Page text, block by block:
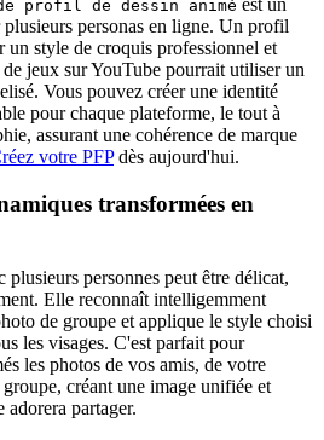
profil de dessin animé est un
personas en ligne. Un profil
style de croquis professionnel et
jeux sur YouTube pourrait utiliser un
Vous pouvez créer une identité
pour chaque plateforme, le tout à
assurant une cohérence de marque
votre PFPdès aujourd'hui.
transformées en
personnes peut être délicat,
Elle reconnaît intelligemment
de groupe et applique le style choisi
les visages. C'est parfait pour
les photos de vos amis, de votre
créant une image unifiée et
adorera partager.